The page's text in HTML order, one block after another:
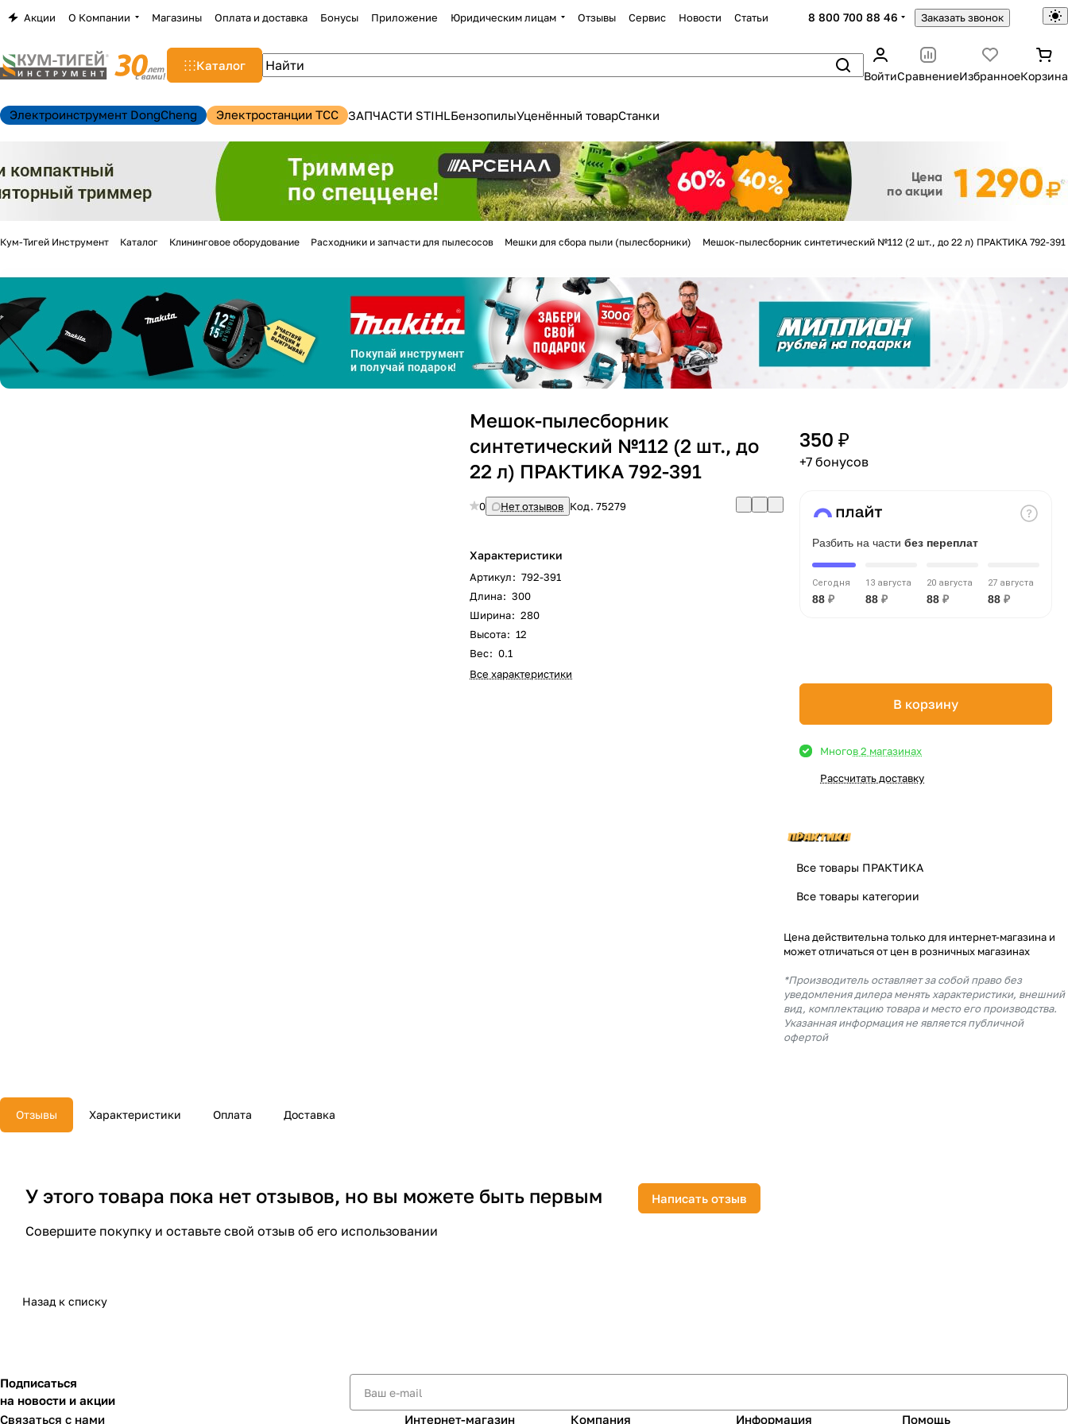
Акции О Компании Магазины Оплата и доставка Бонусы Приложение Юридическим лицам Отзывы Сервис Новости Статьи 8 800 700 88 46 Заказать звонок
Каталог
ВойтиСравнениеИзбранноеКорзина
Электроинструмент DongCheng Электростанции TCC ЗАПЧАСТИ STIHLБензопилыУценённый товарСтанки
Кум-Тигей Инструмент Каталог Клининговое оборудование Расходники и запчасти для пылесосов Мешки для сбора пыли (пылесборники) Мешок-пылесборник синтетический №112 (2 шт., до 22 л) ПРАКТИКА 792-391
Мешок-пылесборник
синтетический №112 (2 шт., до
22 л) ПРАКТИКА 792-391
0 Нет отзывов Код.75279
Характеристики
Артикул: 792-391
Длина: 300
Ширина: 280
Высота: 12
Вес: 0.1
Все характеристики
350 ₽
+7 бонусов
Разбить на части без переплат
Сегодня
88 ₽
13 августа
88 ₽
20 августа
88 ₽
27 августа
88 ₽
В корзину
Многов 2 магазинах
Рассчитать доставку
Все товары ПРАКТИКА
Все товары категории
Цена действительна только для интернет-магазина и
может отличаться от цен в розничных магазинах
*Производитель оставляет за собой право без
уведомления дилера менять характеристики, внешний
вид, комплектацию товара и место его производства.
Указанная информация не является публичной
офертой
Отзывы Характеристики Оплата Доставка
У этого товара пока нет отзывов, но вы можете быть первым
Совершите покупку и оставьте свой отзыв об его использовании
Написать отзыв
Назад к списку
Подписаться
на новости и акции
Связаться с нами
Интернет-магазин Компания Информация Помощь
Для клиентов всех банков
на частибез переплат
График платежей
Добавляйте товарыв корзину
Оплачивайте сегодня только
% картой любого банка
Получайте товарвыбранный способом